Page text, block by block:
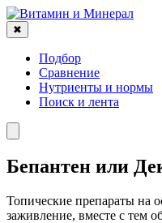
✖
Подбор
Сравнение
Нутриенты и нормы
Поиск и лента
Бепантен или
Топические препараты на
заживление, вместе с тем